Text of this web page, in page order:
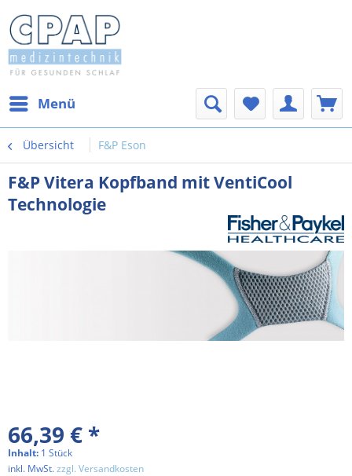
Menü
Übersicht F&P Eson
F&P Vitera Kopfband mit VentiCool
Technologie
66,39 € *
Inhalt: 1 Stück
inkl. MwSt.zzgl. Versandkosten